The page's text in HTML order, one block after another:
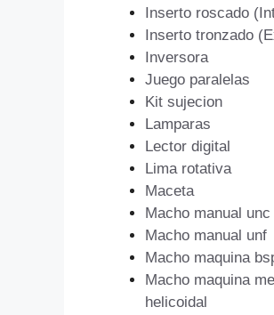
Inserto roscado
Inserto tronzado
Inversora
Juego paralelas
Kit sujecion
Lamparas
Lector digital
Lima rotativa
Maceta
Macho manual unc
Macho manual unf
Macho maquina
Macho maquina
helicoidal